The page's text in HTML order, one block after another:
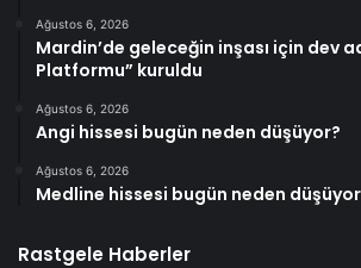
Ağustos 6, 2026
Mardin’de geleceğin inşası için dev
Platformu” kuruldu
Ağustos 6, 2026
Angi hissesi bugün neden düşüyor?
Ağustos 6, 2026
Medline hissesi bugün neden
Rastgele Haberler